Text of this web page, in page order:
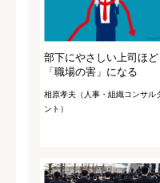
部下にやさしい上司ほど
「職場の害」になる
相原孝夫（人事・組織コンサル
ント）